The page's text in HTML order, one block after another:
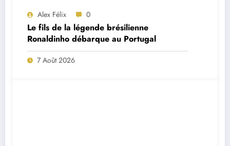
Alex Félix 0
Le fils de la légende brésilienne
Ronaldinho débarque au Portugal
7 Août 2026